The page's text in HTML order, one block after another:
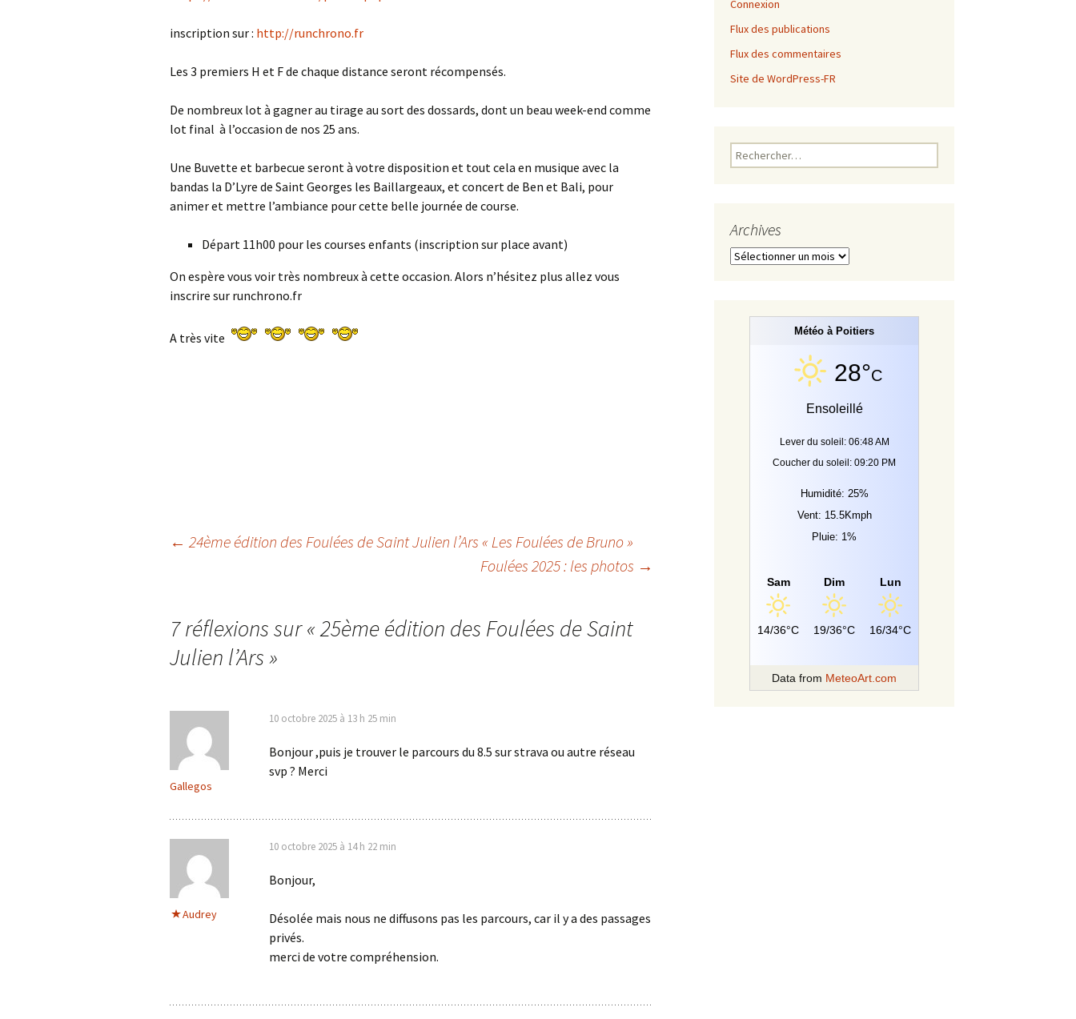
inscription sur : http://runchrono.fr
Les 3 premiers H et F de chaque distance seront récompensés.
De nombreux lot à gagner au tirage au sort des dossards, dont un beau week-end comme
lot final à l’occasion de nos 25 ans.
Une Buvette et barbecue seront à votre disposition et tout cela en musique avec la
bandas la D’Lyre de Saint Georges les Baillargeaux, et concert de Ben et Bali, pour
animer et mettre l’ambiance pour cette belle journée de course.
Départ 11h00 pour les courses enfants (inscription sur place avant)
On espère vous voir très nombreux à cette occasion. Alors n’hésitez plus allez vous
inscrire sur runchrono.fr
A très vite
Navigation
← 24ème édition des Foulées de Saint Julien l’Ars « Les Foulées de Bruno »
Foulées 2025 : les photos →
7 réflexions sur «25ème édition des Foulées de Saint
Julien l’Ars»
Gallegos
10 octobre 2025 à 13 h 25 min
Bonjour ,puis je trouver le parcours du 8.5 sur strava ou autre réseau
svp ? Merci
Audrey
10 octobre 2025 à 14 h 22 min
Bonjour,
Désolée mais nous ne diffusons pas les parcours, car il y a des passages
privés.
merci de votre compréhension.
Connexion
Flux des publications
Flux des commentaires
Site de WordPress-FR
Rechercher :
Archives
Archives
Météo à Poitiers
28°C
Ensoleillé
Lever du soleil: 06:48 AM
Coucher du soleil: 09:20 PM
Humidité: 25%
Vent: 15.5Kmph
Pluie: 1%
Sam
14/36°C
Dim
19/36°C
Lun
16/34°C
Data from MeteoArt.com